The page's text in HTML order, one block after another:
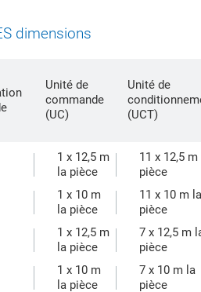
dimensions
Unité de
commande
(UC)
Unité de
(UCT)
1 x 12,5 m
la pièce
11 x 12,5 m
pièce
1 x 10 m
la pièce
11 x 10 m la
pièce
1 x 12,5 m
la pièce
7 x 12,5 m
pièce
1 x 10 m
la pièce
7 x 10 m la
pièce